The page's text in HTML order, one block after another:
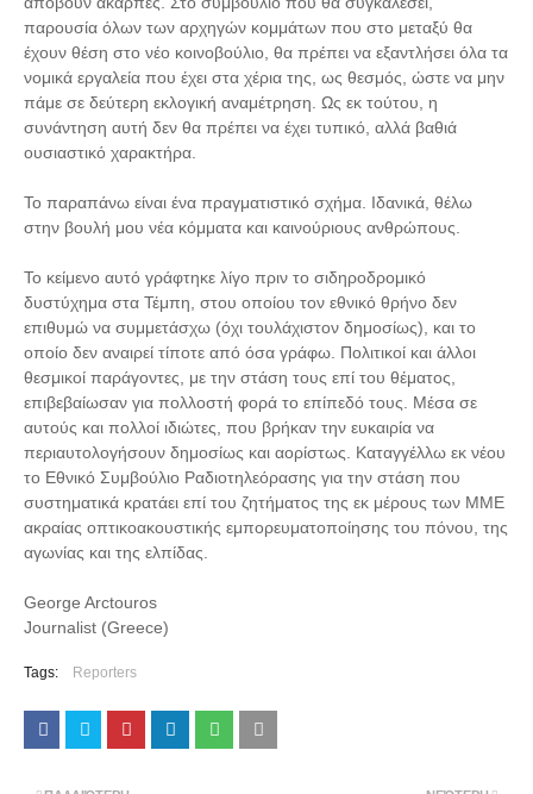
παρουσία όλων των αρχηγών κομμάτων που στο μεταξύ θα
έχουν θέση στο νέο κοινοβούλιο, θα πρέπει να εξαντλήσει όλα τα
νομικά εργαλεία που έχει στα χέρια της, ως θεσμός, ώστε να μην
πάμε σε δεύτερη εκλογική αναμέτρηση. Ως εκ τούτου, η
συνάντηση αυτή δεν θα πρέπει να έχει τυπικό, αλλά βαθιά
ουσιαστικό χαρακτήρα.
Το παραπάνω είναι ένα πραγματιστικό σχήμα. Ιδανικά, θέλω
στην βουλή μου νέα κόμματα και καινούριους ανθρώπους.
Το κείμενο αυτό γράφτηκε λίγο πριν το σιδηροδρομικό
δυστύχημα στα Τέμπη, στου οποίου τον εθνικό θρήνο δεν
επιθυμώ να συμμετάσχω (όχι τουλάχιστον δημοσίως), και το
οποίο δεν αναιρεί τίποτε από όσα γράφω. Πολιτικοί και άλλοι
θεσμικοί παράγοντες, με την στάση τους επί του θέματος,
επιβεβαίωσαν για πολλοστή φορά το επίπεδό τους. Μέσα σε
αυτούς και πολλοί ιδιώτες, που βρήκαν την ευκαιρία να
περιαυτολογήσουν δημοσίως και αορίστως. Καταγγέλλω εκ νέου
το Εθνικό Συμβούλιο Ραδιοτηλεόρασης για την στάση που
συστηματικά κρατάει επί του ζητήματος της εκ μέρους των ΜΜΕ
ακραίας οπτικοακουστικής εμπορευματοποίησης του πόνου, της
αγωνίας και της ελπίδας.
George Arctouros
Journalist (Greece)
Tags: Reporters